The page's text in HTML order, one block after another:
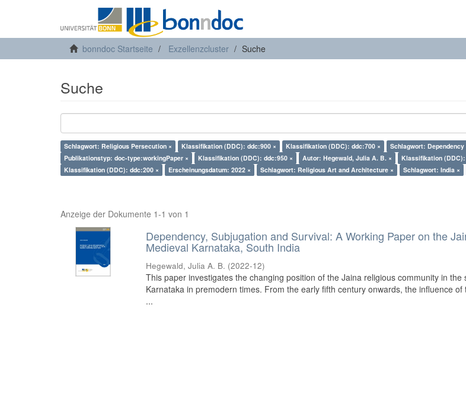
bonndoc Startseite Exzellenzcluster Suche
Suche
Schlagwort: Religious Persecution × Klassifikation (DDC): ddc:900 × Klassifikation (DDC): ddc:700 ×
Schlagwort:
Publikationstyp: doc-type:workingPaper ×
Klassifikation (DDC): ddc:950 × Autor: Hegewald, Julia A. B. ×
Klassifikation (DDC):
Klassifikation (DDC): ddc:200 ×
Erscheinungsdatum: 2022 × Schlagwort: Religious Art and Architecture × Schlagwort: India ×
Anzeige der Dokumente 1-1 von 1
Dependency, Subjugation and Survival: A Working Paper on the
Medieval Karnataka, South India
Hegewald, Julia A. B. (2022-12)
This paper investigates the changing position of the Jaina religious community in the
Karnataka in premodern times. From the early fifth century onwards, the influence
...